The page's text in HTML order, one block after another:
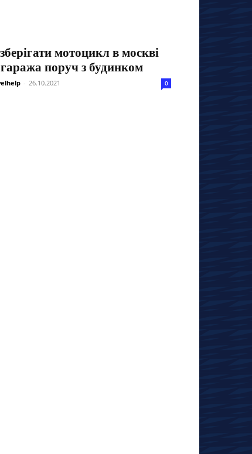
мотоцикл в москві
гаража поруч з будинком
- 26.10.2021 0